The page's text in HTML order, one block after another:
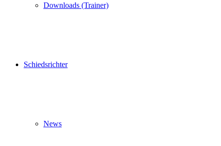
Downloads (Trainer)
Schiedsrichter
News